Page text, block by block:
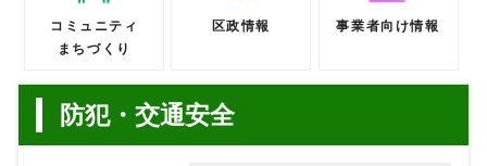
コミュニティ
まちづくり
区政情報 事業者向け情報
防犯・交通安全